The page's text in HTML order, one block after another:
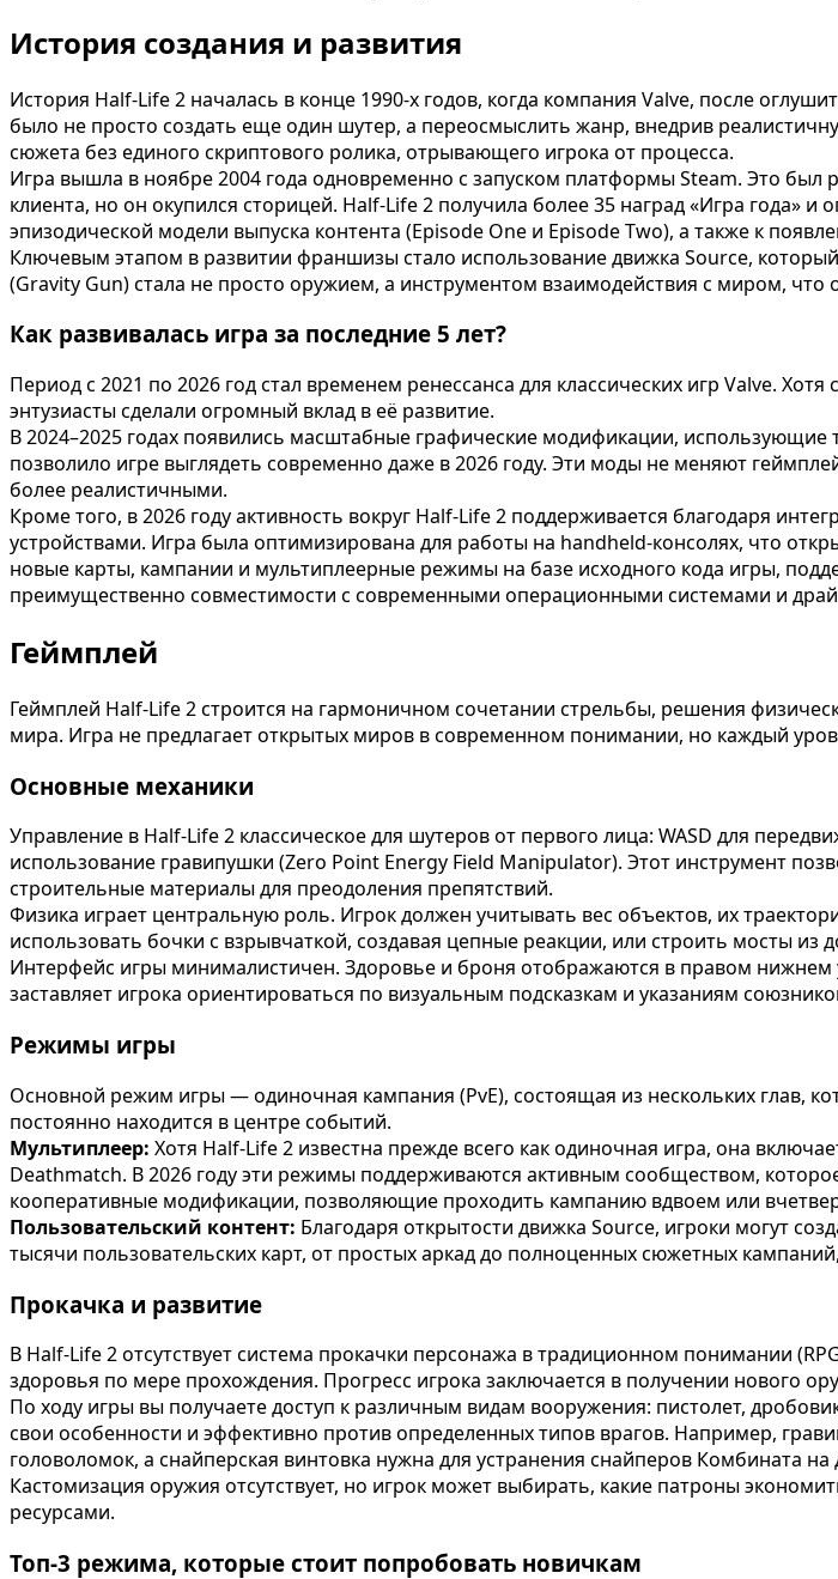
История создания и развития
История Half-Life 2 началась в конце 1990-х годов, когда компания Valve, после
было не просто создать еще один шутер, а переосмыслить жанр, внедрив
сюжета без единого скриптового ролика, отрывающего игрока от процесса.
Игра вышла в ноябре 2004 года одновременно с запуском платформы Steam. Это
клиента, но он окупился сторицей. Half-Life 2 получила более 35 наград «Игра года»
эпизодической модели выпуска контента (Episode One и Episode Two), а также к
Ключевым этапом в развитии франшизы стало использование движка Source,
(Gravity Gun) стала не просто оружием, а инструментом взаимодействия с миром,
Как развивалась игра за последние 5 лет?
Период с 2021 по 2026 год стал временем ренессанса для классических игр Valve.
энтузиасты сделали огромный вклад в её развитие.
В 2024–2025 годах появились масштабные графические модификации, использующие
позволило игре выглядеть современно даже в 2026 году. Эти моды не меняют
более реалистичными.
Кроме того, в 2026 году активность вокруг Half-Life 2 поддерживается благодаря
устройствами. Игра была оптимизирована для работы на handheld-консолях, что
новые карты, кампании и мультиплеерные режимы на базе исходного кода игры,
преимущественно совместимости с современными операционными системами и
Геймплей
Геймплей Half-Life 2 строится на гармоничном сочетании стрельбы, решения
мира. Игра не предлагает открытых миров в современном понимании, но каждый
Основные механики
Управление в Half-Life 2 классическое для шутеров от первого лица: WASD для
использование гравипушки (Zero Point Energy Field Manipulator). Этот инструмент
строительные материалы для преодоления препятствий.
Физика играет центральную роль. Игрок должен учитывать вес объектов, их
использовать бочки с взрывчаткой, создавая цепные реакции, или строить мосты из
Интерфейс игры минималистичен. Здоровье и броня отображаются в правом
заставляет игрока ориентироваться по визуальным подсказкам и указаниям
Режимы игры
Основной режим игры — одиночная кампания (PvE), состоящая из нескольких глав,
постоянно находится в центре событий.
Мультиплеер: Хотя Half-Life 2 известна прежде всего как одиночная игра, она
Deathmatch. В 2026 году эти режимы поддерживаются активным сообществом,
кооперативные модификации, позволяющие проходить кампанию вдвоем или
Пользовательский контент: Благодаря открытости движка Source, игроки могут
тысячи пользовательских карт, от простых аркад до полноценных сюжетных
Прокачка и развитие
В Half-Life 2 отсутствует система прокачки персонажа в традиционном понимании
здоровья по мере прохождения. Прогресс игрока заключается в получении нового
По ходу игры вы получаете доступ к различным видам вооружения: пистолет,
свои особенности и эффективно против определенных типов врагов. Например,
головоломок, а снайперская винтовка нужна для устранения снайперов Комбината на
Кастомизация оружия отсутствует, но игрок может выбирать, какие патроны
ресурсами.
Топ-3 режима, которые стоит попробовать новичкам